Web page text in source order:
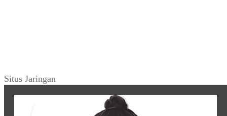
Situs Jaringan